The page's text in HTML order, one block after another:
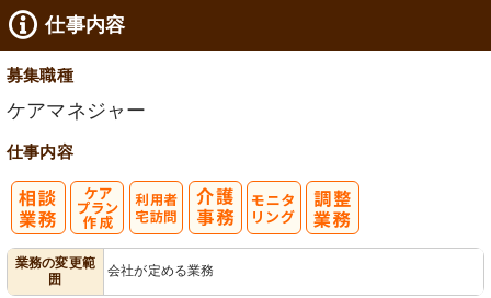
仕事内容
募集職種
ケアマネジャー
仕事内容
業務の変更範
囲
会社が定める業務